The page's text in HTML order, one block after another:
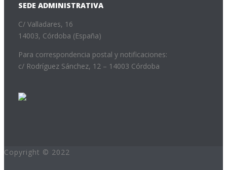
SEDE ADMINISTRATIVA
C/ Valladares, 16
14003, Córdoba (España)
Para correspondencia postal y notificaciones:
c/ Rodríguez Sánchez, 12 – 14003 Córdoba
Copyright © 2022